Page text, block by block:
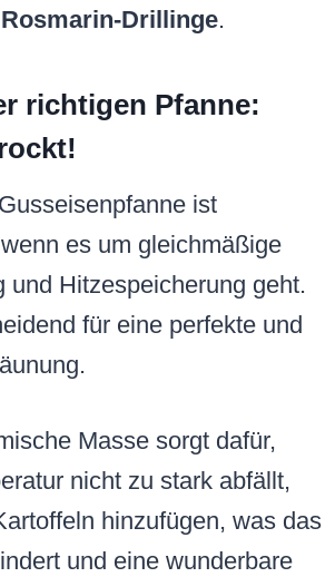
Drillinge.
richtigen Pfanne:
ist
es um gleichmäßige
und Hitzespeicherung geht.
für eine perfekte und
Masse sorgt dafür,
nicht zu stark abfällt,
hinzufügen, was das
und eine wunderbare